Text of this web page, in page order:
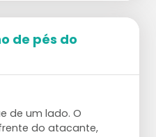
de pés do
de um lado. O
do atacante,